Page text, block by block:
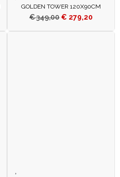
GOLDEN TOWER 120X90CM
€349,00 € 279,20